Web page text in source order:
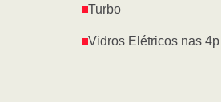
Turbo
Vidros Elétricos nas 4p